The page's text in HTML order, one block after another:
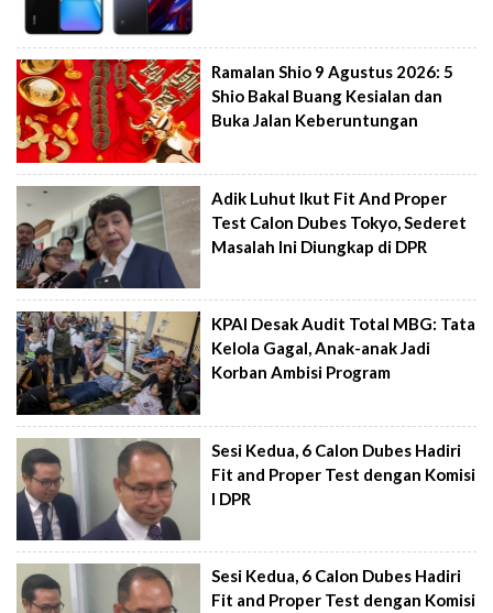
Ramalan Shio 9 Agustus 2026: 5
Shio Bakal Buang Kesialan dan
Buka Jalan Keberuntungan
Adik Luhut Ikut Fit And Proper
Test Calon Dubes Tokyo, Sederet
Masalah Ini Diungkap di DPR
KPAI Desak Audit Total MBG: Tata
Kelola Gagal, Anak-anak Jadi
Korban Ambisi Program
Sesi Kedua, 6 Calon Dubes Hadiri
Fit and Proper Test dengan Komisi
I DPR
Sesi Kedua, 6 Calon Dubes Hadiri
Fit and Proper Test dengan Komisi